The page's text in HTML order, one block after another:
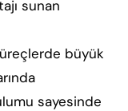
sunan
büyük
sayesinde